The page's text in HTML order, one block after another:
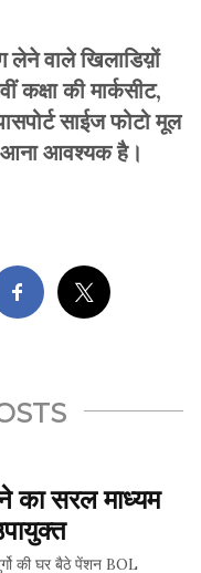
लेने वाले खिलाडिय़ों
की मार्कसीट,
साईज फोटो मूल
आना आवश्यक है।
का सरल माध्यम
की घर बैठे पेंशन BOL